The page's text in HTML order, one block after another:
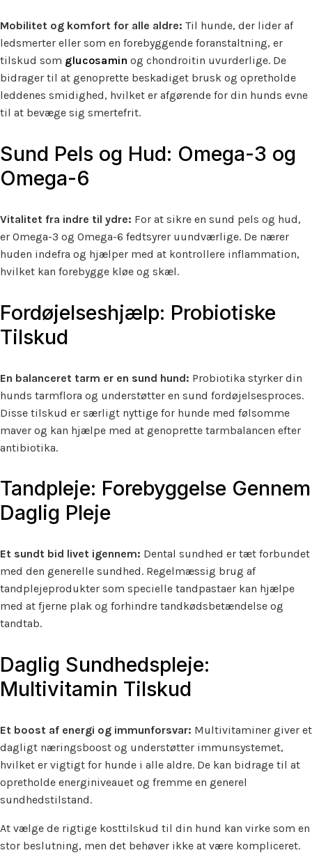
Mobilitet og komfort for alle aldre: Til hunde, der lider af
ledsmerter eller som en forebyggende foranstaltning, er
tilskud som glucosamin og chondroitin uvurderlige. De
bidrager til at genoprette beskadiget brusk og opretholde
leddenes smidighed, hvilket er afgørende for din hunds evne
til at bevæge sig smertefrit.
Sund Pels og Hud: Omega-3 og
Omega-6
Vitalitet fra indre til ydre: For at sikre en sund pels og hud,
er Omega-3 og Omega-6 fedtsyrer uundværlige. De nærer
huden indefra og hjælper med at kontrollere inflammation,
hvilket kan forebygge kløe og skæl.
Fordøjelseshjælp: Probiotiske
Tilskud
En balanceret tarm er en sund hund: Probiotika styrker din
hunds tarmflora og understøtter en sund fordøjelsesproces.
Disse tilskud er særligt nyttige for hunde med følsomme
maver og kan hjælpe med at genoprette tarmbalancen efter
antibiotika.
Tandpleje: Forebyggelse Gennem
Daglig Pleje
Et sundt bid livet igennem: Dental sundhed er tæt forbundet
med den generelle sundhed. Regelmæssig brug af
tandplejeprodukter som specielle tandpastaer kan hjælpe
med at fjerne plak og forhindre tandkødsbetændelse og
tandtab.
Daglig Sundhedspleje:
Multivitamin Tilskud
Et boost af energi og immunforsvar: Multivitaminer giver et
dagligt næringsboost og understøtter immunsystemet,
hvilket er vigtigt for hunde i alle aldre. De kan bidrage til at
opretholde energiniveauet og fremme en generel
sundhedstilstand.
At vælge de rigtige kosttilskud til din hund kan virke som en
stor beslutning, men det behøver ikke at være kompliceret.